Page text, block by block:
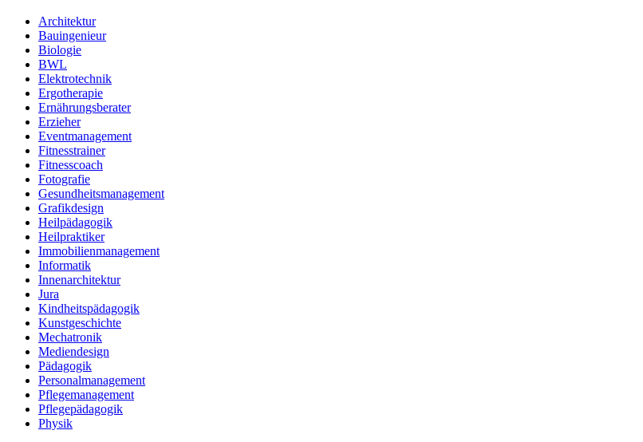
Architektur
Bauingenieur
Biologie
BWL
Elektrotechnik
Ergotherapie
Ernährungsberater
Erzieher
Eventmanagement
Fitnesstrainer
Fitnesscoach
Fotografie
Gesundheitsmanagement
Grafikdesign
Heilpädagogik
Heilpraktiker
Immobilienmanagement
Informatik
Innenarchitektur
Jura
Kindheitspädagogik
Kunstgeschichte
Mechatronik
Mediendesign
Pädagogik
Personalmanagement
Pflegemanagement
Pflegepädagogik
Physik